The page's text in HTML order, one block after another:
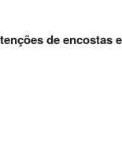
de encostas